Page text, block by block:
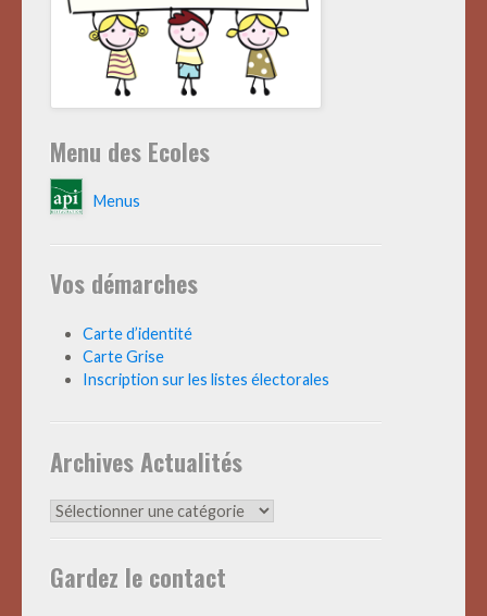
Menu des Ecoles
Menus
Vos démarches
Carte d’identité
Carte Grise
Inscription sur les listes électorales
Archives Actualités
Archives
Gardez le contact